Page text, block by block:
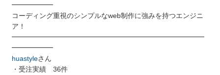
━━━━━━
コーディング重視のシンプルなweb制作に強みを持つエンジニ
ア！
━━━━━━━━━━━━━━━━━━━━━━━━━━━━
━━━━━━
huastyleさん
・受注実績 36件